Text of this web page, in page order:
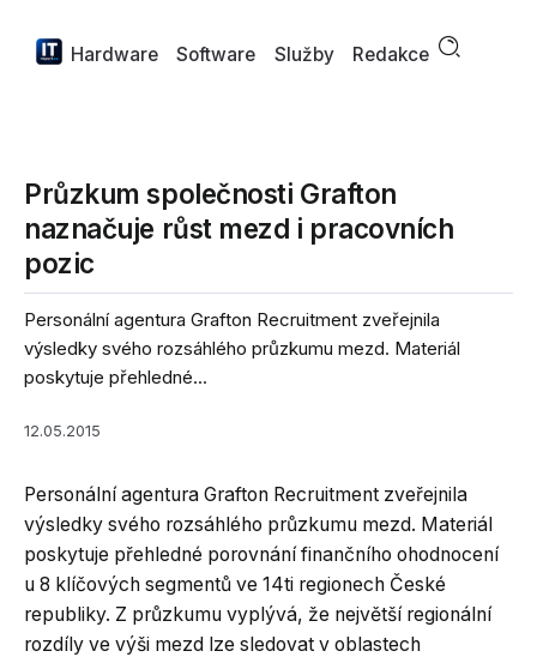
Hardware Software Služby Redakce
Průzkum společnosti Grafton
naznačuje růst mezd i pracovních
pozic
Personální agentura Grafton Recruitment zveřejnila
výsledky svého rozsáhlého průzkumu mezd. Materiál
poskytuje přehledné...
12.05.2015
Personální agentura Grafton Recruitment zveřejnila
výsledky svého rozsáhlého průzkumu mezd. Materiál
poskytuje přehledné porovnání finančního ohodnocení
u 8 klíčových segmentů ve 14ti regionech České
republiky. Z průzkumu vyplývá, že největší regionální
rozdíly ve výši mezd lze sledovat v oblastech